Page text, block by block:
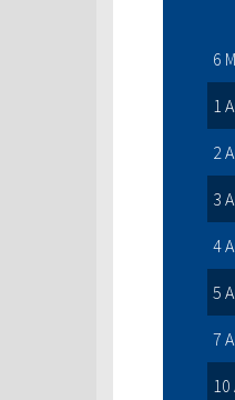
6
1
2
3
4
5
7
10